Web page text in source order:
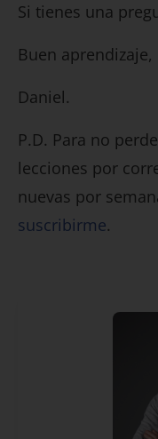
Si tienes una
Buen aprendizaje,
Daniel.
P.D. Para no
lecciones por
nuevas por
suscribirme.